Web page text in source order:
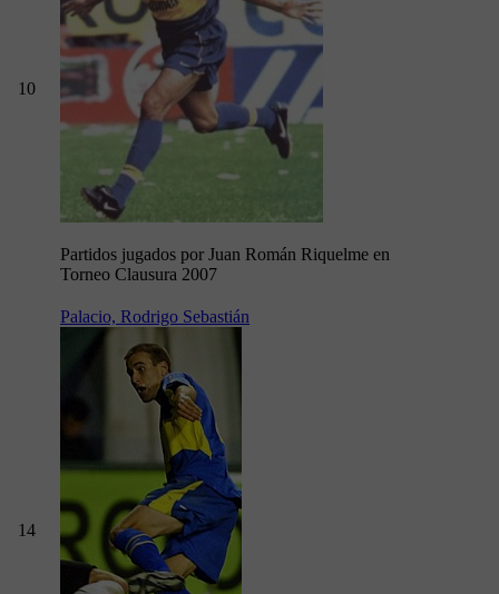
10
Partidos jugados por Juan Román Riquelme en
Torneo Clausura 2007
14
Palacio, Rodrigo Sebastián